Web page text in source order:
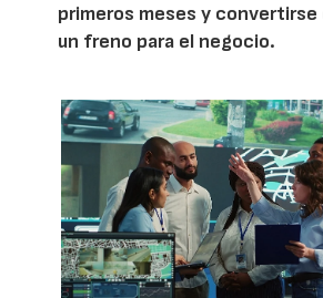
primeros meses y convertirse
un freno para el negocio.